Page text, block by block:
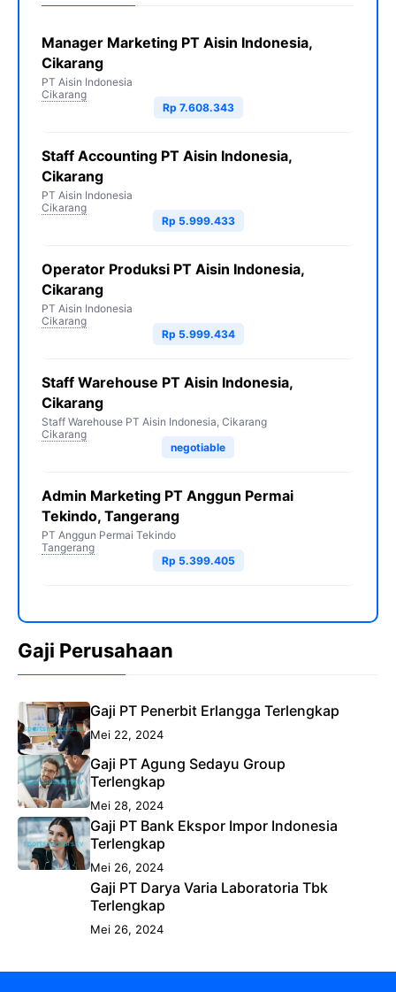
Manager Marketing PT Aisin Indonesia,
Cikarang
PT Aisin Indonesia
Cikarang
Rp 7.608.343
Staff Accounting PT Aisin Indonesia,
Cikarang
PT Aisin Indonesia
Cikarang
Rp 5.999.433
Operator Produksi PT Aisin Indonesia,
Cikarang
PT Aisin Indonesia
Cikarang
Rp 5.999.434
Staff Warehouse PT Aisin Indonesia,
Cikarang
Staff Warehouse PT Aisin Indonesia, Cikarang
Cikarang
negotiable
Admin Marketing PT Anggun Permai
Tekindo, Tangerang
PT Anggun Permai Tekindo
Tangerang
Rp 5.399.405
Gaji Perusahaan
Gaji PT Penerbit Erlangga Terlengkap
Mei 22, 2024
Gaji PT Agung Sedayu Group
Terlengkap
Mei 28, 2024
Gaji PT Bank Ekspor Impor Indonesia
Terlengkap
Mei 26, 2024
Gaji PT Darya Varia Laboratoria Tbk
Terlengkap
Mei 26, 2024